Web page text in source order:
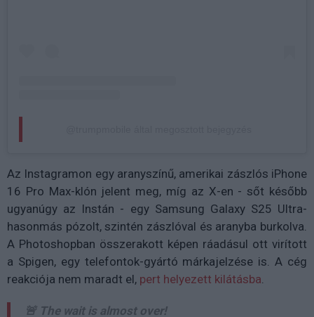
Az Instagramon egy aranyszínű, amerikai zászlós iPhone
16 Pro Max-klón jelent meg, míg az X-en - sőt később
ugyanúgy az Instán - egy Samsung Galaxy S25 Ultra-
hasonmás pózolt, szintén zászlóval és aranyba burkolva.
A Photoshopban összerakott képen ráadásul ott virított
a Spigen, egy telefontok-gyártó márkajelzése is. A cég
reakciója nem maradt el, pert helyezett kilátásba
🚨 The wait is almost over!